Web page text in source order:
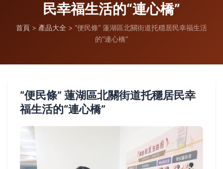
民幸福生活的“連心橋”
首頁 > 產品大全 > “便民條” 蓮湖區北關街道托穩居民幸福生活
的“連心橋”
“便民條” 蓮湖區北關街道托穩居民幸
福生活的“連心橋”